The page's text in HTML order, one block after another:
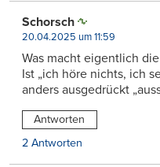
Schorsch
20.04.2025 um 11:59
Was macht eigentlich
Ist „ich höre nichts, ich
anders ausgedrückt
Antworten
2 Antworten